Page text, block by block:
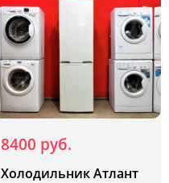
8400 руб.
Холодильник Атлант